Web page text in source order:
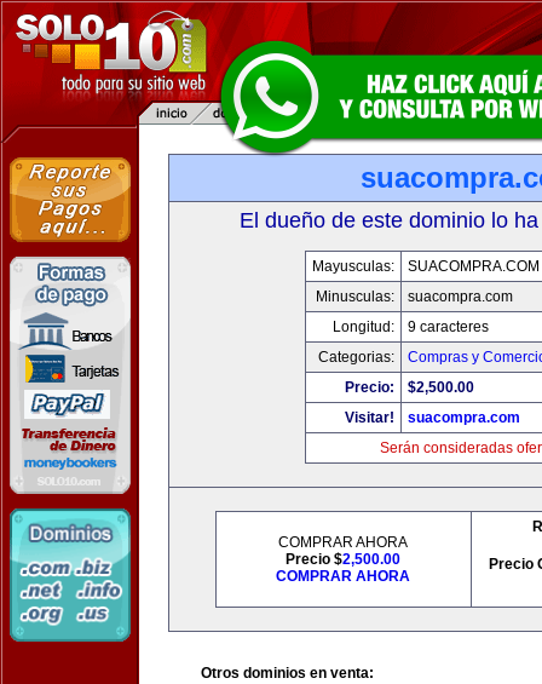
El dueño de este dominio lo
Mayusculas:
SUACOMPRA.COM
Minusculas:
suacompra.com
Longitud:
9 caracteres
Categorias:
Compras y
Precio:
$2,500.00
Visitar!
suacompra.com
Serán consideradas
COMPRAR AHORA
Precio $2,500.00
COMPRAR AHORA
Precio
Otros dominios en venta: